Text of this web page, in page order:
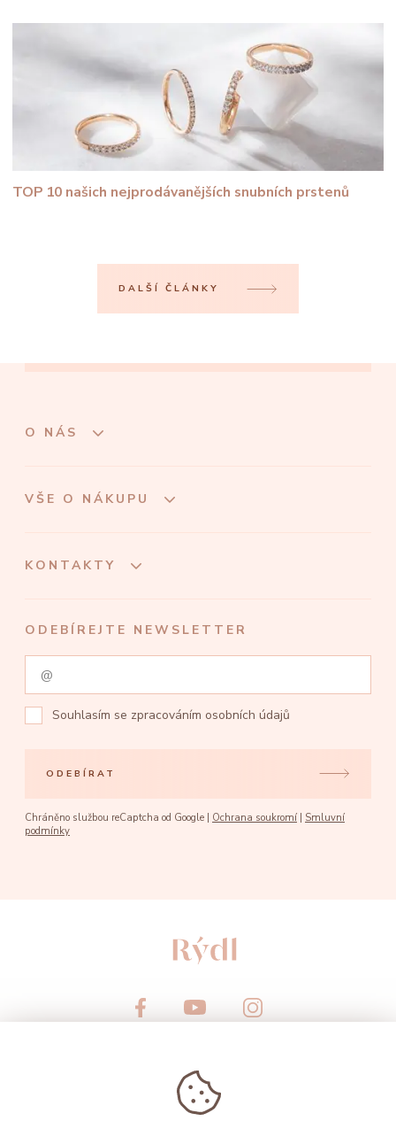
TOP 10 našich nejprodávanějších snubních prstenů
DALŠÍ ČLÁNKY
O NÁS
VŠE O NÁKUPU
KONTAKTY
ODEBÍREJTE NEWSLETTER
Souhlasím se zpracováním osobních údajů
ODEBÍRAT
Chráněno službou reCaptcha od Google | Ochrana soukromí | Smluvní
podmínky